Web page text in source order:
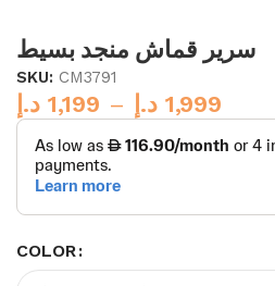
سرير قماش منجد بسيط
SKU: CM3791
1,199 د.إ – 1,999 د.إ
COLOR